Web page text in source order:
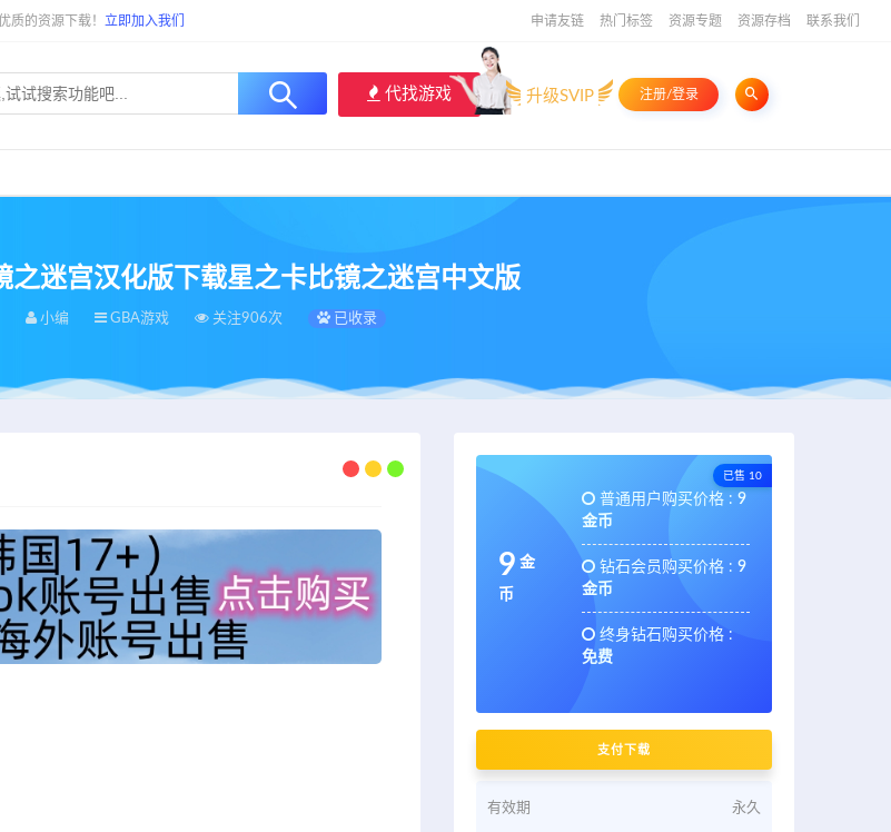
质的资源下载！ 立即加入我们 申请友链 热门标签 资源专题 资源存档 联系我们
代找游戏 升级SVIP 注册/登录
之迷宫汉化版下载星之卡比镜之迷宫中文版
小编 GBA游戏 关注906次 已收录
已售 10
9 金
币
普通用户购买价格 : 9
金币
钻石会员购买价格 : 9
金币
终身钻石购买价格 :
免费
支付下载
有效期 永久